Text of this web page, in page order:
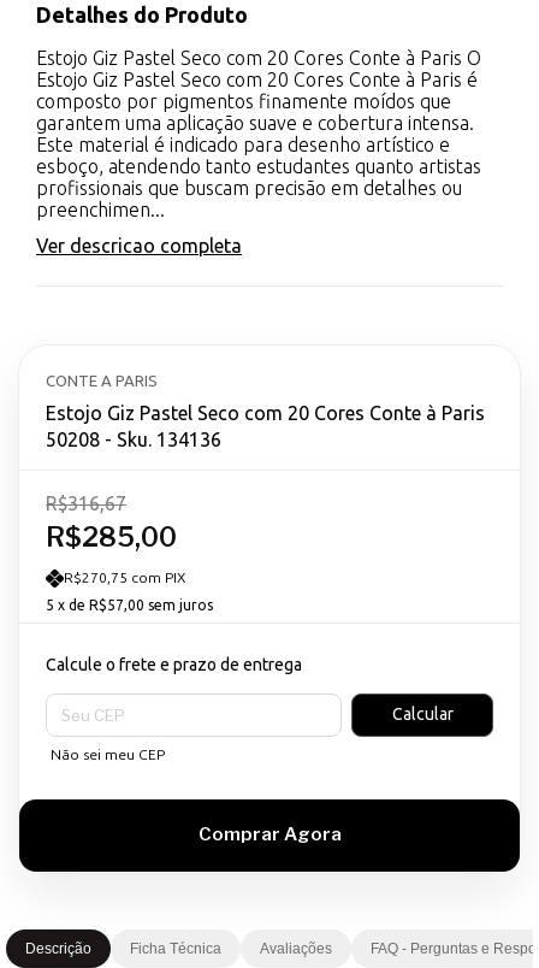
Detalhes do Produto
Estojo Giz Pastel Seco com 20 Cores Conte à Paris O
Estojo Giz Pastel Seco com 20 Cores Conte à Paris é
composto por pigmentos finamente moídos que
garantem uma aplicação suave e cobertura intensa.
Este material é indicado para desenho artístico e
esboço, atendendo tanto estudantes quanto artistas
profissionais que buscam precisão em detalhes ou
preenchimen...
Ver descricao completa
CONTE A PARIS
Estojo Giz Pastel Seco com 20 Cores Conte à Paris
50208 - Sku. 134136
R$285,00
R$316,67
R$270,75 com PIX
5 x de R$57,00 sem juros
Calcule o frete e prazo de entrega
Entregas para o CEP:
Calcular
Não sei meu CEP
Descrição Ficha Técnica Avaliações FAQ - Perguntas e